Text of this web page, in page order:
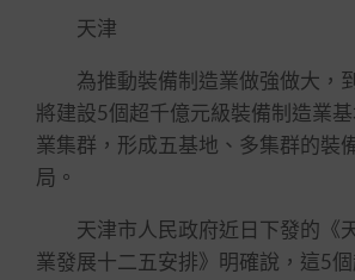
天津
為推動裝備制造業做強做大，
將建設5個超千億元級裝備制造業
業集群，形成五基地、多集群的裝
局。
天津市人民政府近日下發的《
業發展十二五安排》明確說，這5